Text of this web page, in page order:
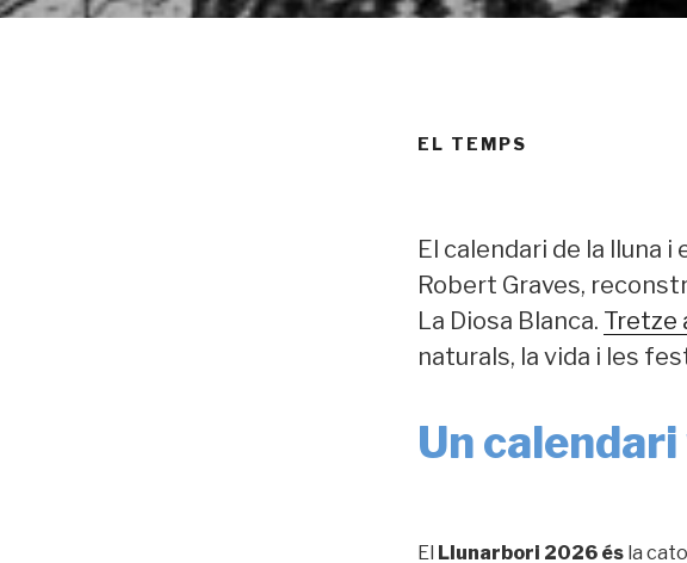
EL TEMPS
El calendari de la lluna
Robert Graves,
La Diosa Blanca. Tretze
naturals, la vida i les
Un
El Llunarbori 2026 és la